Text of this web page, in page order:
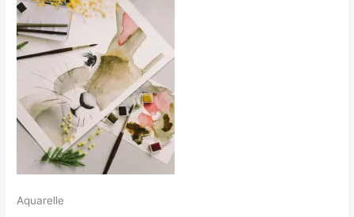
Aquarelle